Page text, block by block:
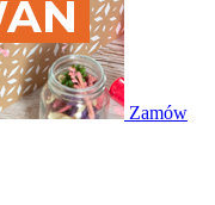
Zamów